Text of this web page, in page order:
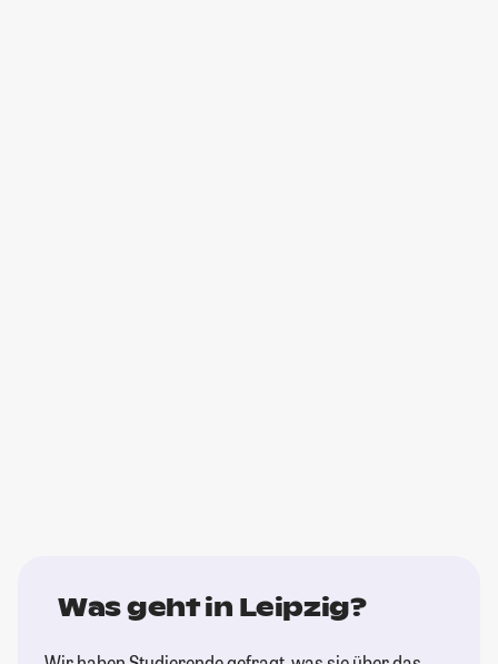
Was geht in Leipzig?